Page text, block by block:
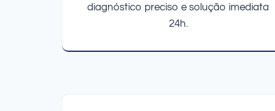
diagnóstico preciso e solução imediata
24h.